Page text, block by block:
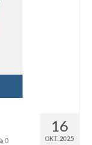
16
ОКТ. 2025
0